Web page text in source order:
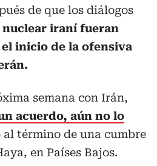
de que los diálogos
iraní fueran
inicio de la ofensiva
semana con Irán,
acuerdo, aún no lo
término de una cumbre
en Países Bajos.